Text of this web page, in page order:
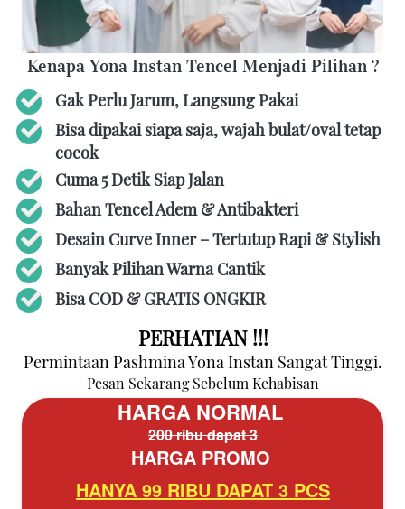
Kenapa Yona Instan Tencel Menjadi Pilihan ?
Gak Perlu Jarum, Langsung Pakai
Bisa dipakai siapa saja, wajah bulat/oval tetap
cocok
Cuma 5 Detik Siap Jalan
Bahan Tencel Adem & Antibakteri
Desain Curve Inner – Tertutup Rapi & Stylish
Banyak Pilihan Warna Cantik
Bisa COD & GRATIS ONGKIR
PERHATIAN !!!
Permintaan Pashmina Yona Instan Sangat Tinggi.
Pesan Sekarang Sebelum Kehabisan
HARGA NORMAL
200 ribu dapat 3
HARGA PROMO
HANYA 99 RIBU DAPAT 3 PCS